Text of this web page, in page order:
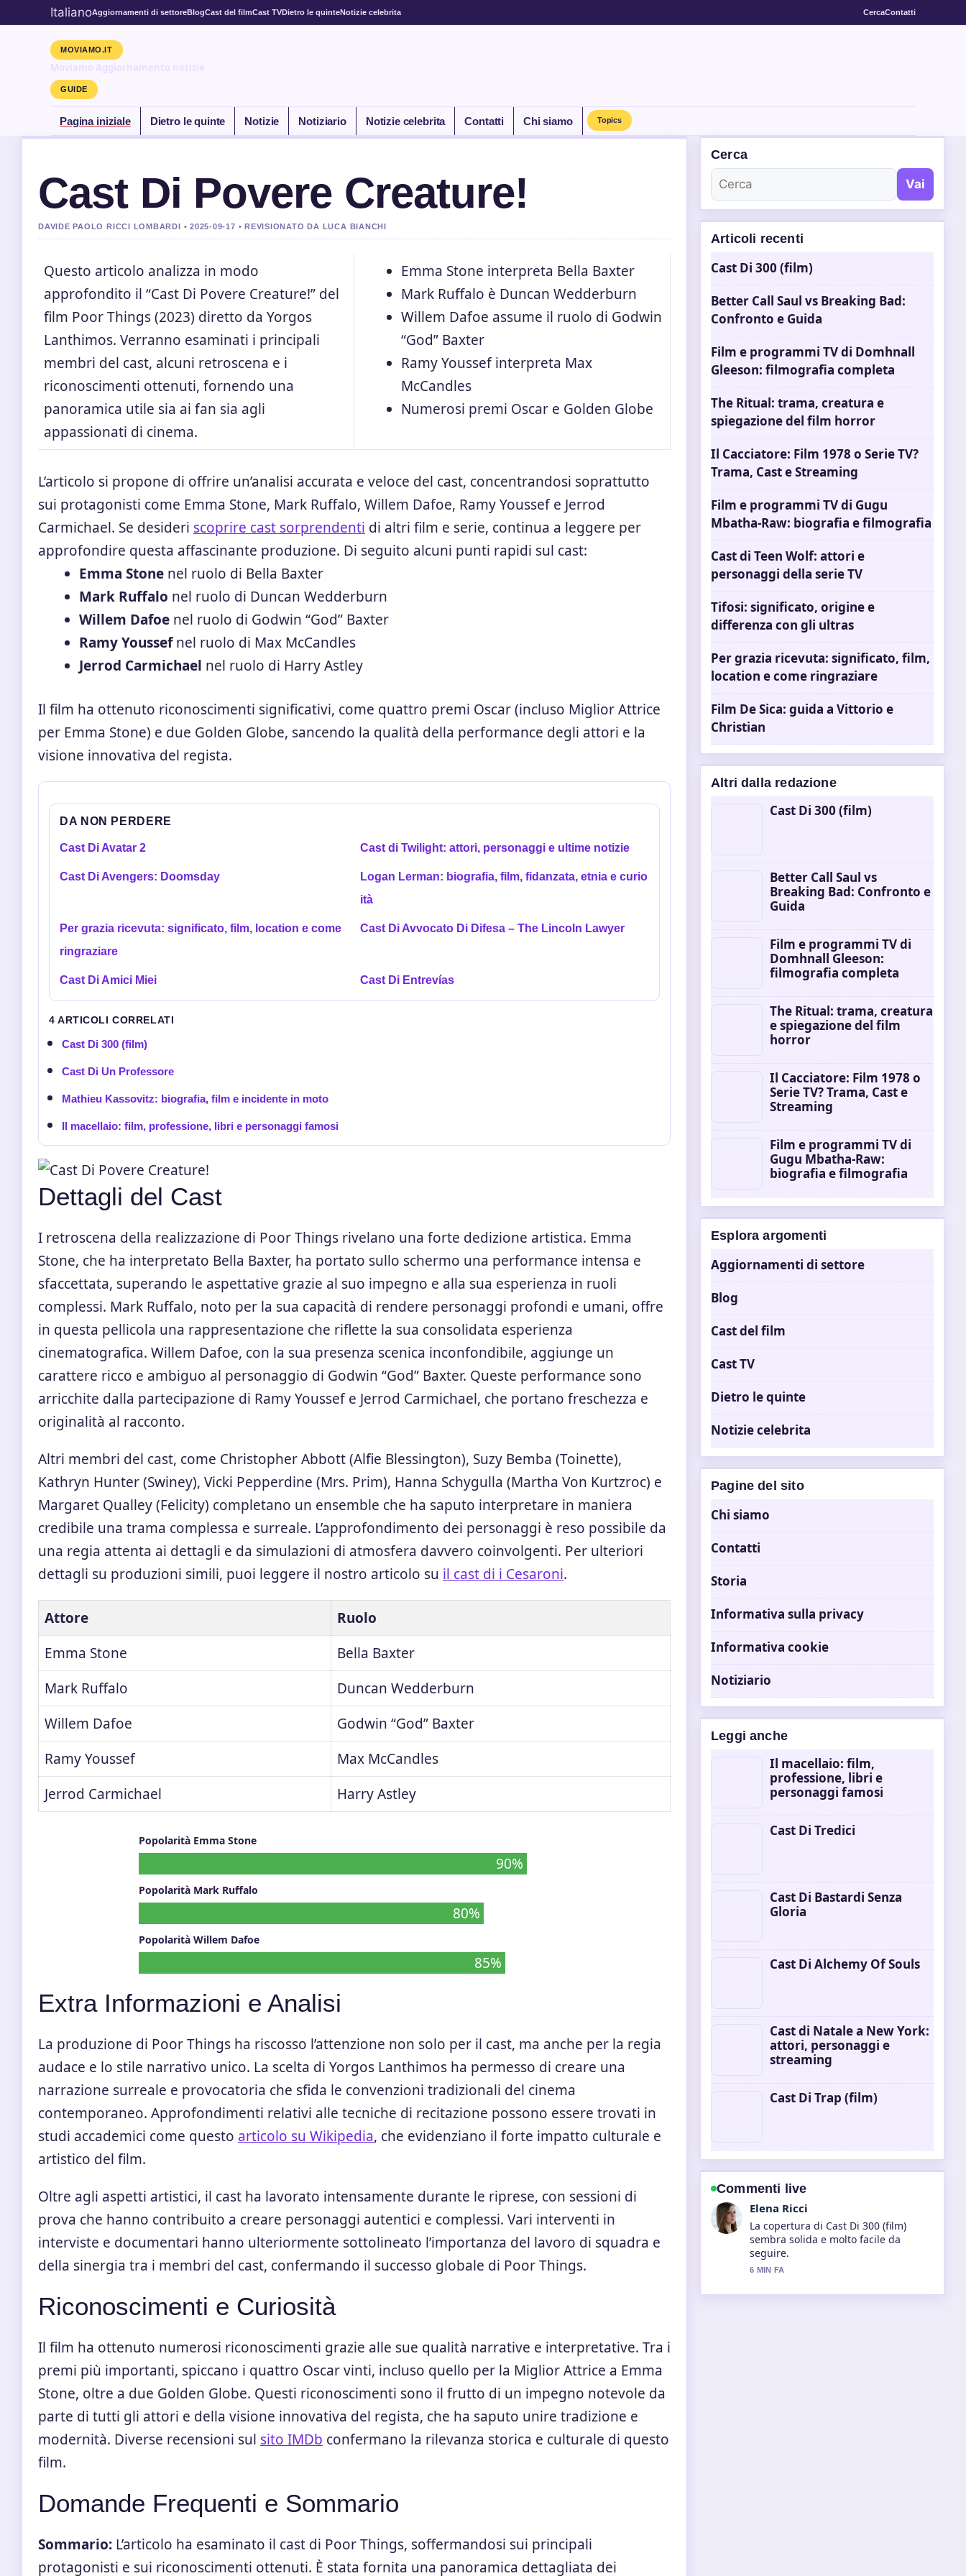
ItalianoAggiornamenti di settoreBlogCast del filmCast TVDietro le quinteNotizie celebrita CercaContatti
MOVIAMO.IT
Moviamo Aggiornamento notizie
GUIDE
Pagina iniziale Dietro le quinte Notizie Notiziario Notizie celebrita Contatti Chi siamo Topics
Cast Di Povere Creature!
DAVIDE PAOLO RICCI LOMBARDI • 2025-09-17 • REVISIONATO DA LUCA BIANCHI
Questo articolo analizza in modo
approfondito il “Cast Di Povere Creature!” del
film Poor Things (2023) diretto da Yorgos
Lanthimos. Verranno esaminati i principali
membri del cast, alcuni retroscena e i
riconoscimenti ottenuti, fornendo una
panoramica utile sia ai fan sia agli
appassionati di cinema.
Emma Stone interpreta Bella Baxter
Mark Ruffalo è Duncan Wedderburn
Willem Dafoe assume il ruolo di Godwin
“God” Baxter
Ramy Youssef interpreta Max
McCandles
Numerosi premi Oscar e Golden Globe
L’articolo si propone di offrire un’analisi accurata e veloce del cast, concentrandosi soprattutto
sui protagonisti come Emma Stone, Mark Ruffalo, Willem Dafoe, Ramy Youssef e Jerrod
Carmichael. Se desideri scoprire cast sorprendenti di altri film e serie, continua a leggere per
approfondire questa affascinante produzione. Di seguito alcuni punti rapidi sul cast:
Emma Stone nel ruolo di Bella Baxter
Mark Ruffalo nel ruolo di Duncan Wedderburn
Willem Dafoe nel ruolo di Godwin “God” Baxter
Ramy Youssefnel ruolo di Max McCandles
Jerrod Carmichael nel ruolo di Harry Astley
Il film ha ottenuto riconoscimenti significativi, come quattro premi Oscar (incluso Miglior Attrice
per Emma Stone) e due Golden Globe, sancendo la qualità della performance degli attori e la
visione innovativa del regista.
DA NON PERDERE
Cast Di Avatar 2 Cast di Twilight: attori, personaggi e ultime notizie
Cast Di Avengers: Doomsday
Logan Lerman: biografia, film, fidanzata, etnia e curio
ità
Per grazia ricevuta: significato, film, location e come
ringraziare
Cast Di Avvocato Di Difesa – The Lincoln Lawyer
Cast Di Amici Miei Cast Di Entrevías
4 ARTICOLI CORRELATI
Cast Di 300 (film)
Cast Di Un Professore
Mathieu Kassovitz: biografia, film e incidente in moto
Il macellaio: film, professione, libri e personaggi famosi
Dettagli del Cast
I retroscena della realizzazione di Poor Things rivelano una forte dedizione artistica. Emma
Stone, che ha interpretato Bella Baxter, ha portato sullo schermo una performance intensa e
sfaccettata, superando le aspettative grazie al suo impegno e alla sua esperienza in ruoli
complessi. Mark Ruffalo, noto per la sua capacità di rendere personaggi profondi e umani, offre
in questa pellicola una rappresentazione che riflette la sua consolidata esperienza
cinematografica. Willem Dafoe, con la sua presenza scenica inconfondibile, aggiunge un
carattere ricco e ambiguo al personaggio di Godwin “God” Baxter. Queste performance sono
arricchite dalla partecipazione di Ramy Youssef e Jerrod Carmichael, che portano freschezza e
originalità al racconto.
Altri membri del cast, come Christopher Abbott (Alfie Blessington), Suzy Bemba (Toinette),
Kathryn Hunter (Swiney), Vicki Pepperdine (Mrs. Prim), Hanna Schygulla (Martha Von Kurtzroc) e
Margaret Qualley (Felicity) completano un ensemble che ha saputo interpretare in maniera
credibile una trama complessa e surreale. L’approfondimento dei personaggi è reso possibile da
una regia attenta ai dettagli e da simulazioni di atmosfera davvero coinvolgenti. Per ulteriori
dettagli su produzioni simili, puoi leggere il nostro articolo su il cast di i Cesaroni.
Attore
Ruolo
Emma Stone
Bella Baxter
Mark Ruffalo
Duncan Wedderburn
Willem Dafoe
Godwin “God” Baxter
Ramy Youssef
Max McCandles
Jerrod Carmichael
Harry Astley
Popolarità Emma Stone
90%
Popolarità Mark Ruffalo
80%
Popolarità Willem Dafoe
85%
Extra Informazioni e Analisi
La produzione di Poor Things ha riscosso l’attenzione non solo per il cast, ma anche per la regia
audace e lo stile narrativo unico. La scelta di Yorgos Lanthimos ha permesso di creare una
narrazione surreale e provocatoria che sfida le convenzioni tradizionali del cinema
contemporaneo. Approfondimenti relativi alle tecniche di recitazione possono essere trovati in
studi accademici come questo articolo su Wikipedia, che evidenziano il forte impatto culturale e
artistico del film.
Oltre agli aspetti artistici, il cast ha lavorato intensamente durante le riprese, con sessioni di
prova che hanno contribuito a creare personaggi autentici e complessi. Vari interventi in
interviste e documentari hanno ulteriormente sottolineato l’importanza del lavoro di squadra e
della sinergia tra i membri del cast, confermando il successo globale di Poor Things.
Riconoscimenti e Curiosità
Il film ha ottenuto numerosi riconoscimenti grazie alle sue qualità narrative e interpretative. Tra i
premi più importanti, spiccano i quattro Oscar vinti, incluso quello per la Miglior Attrice a Emma
Stone, oltre a due Golden Globe. Questi riconoscimenti sono il frutto di un impegno notevole da
parte di tutti gli attori e della visione innovativa del regista, che ha saputo unire tradizione e
modernità. Diverse recensioni sul sito IMDb confermano la rilevanza storica e culturale di questo
film.
Domande Frequenti e Sommario
Sommario: L’articolo ha esaminato il cast di Poor Things, soffermandosi sui principali
protagonisti e sui riconoscimenti ottenuti. È stata fornita una panoramica dettagliata dei
Cerca
Vai
Articoli recenti
Cast Di 300 (film)
Better Call Saul vs Breaking Bad:
Confronto e Guida
Film e programmi TV di Domhnall
Gleeson: filmografia completa
The Ritual: trama, creatura e
spiegazione del film horror
Il Cacciatore: Film 1978 o Serie TV?
Trama, Cast e Streaming
Film e programmi TV di Gugu
Mbatha-Raw: biografia e filmografia
Cast di Teen Wolf: attori e
personaggi della serie TV
Tifosi: significato, origine e
differenza con gli ultras
Per grazia ricevuta: significato, film,
location e come ringraziare
Film De Sica: guida a Vittorio e
Christian
Altri dalla redazione
Cast Di 300 (film)
Better Call Saul vs
Breaking Bad: Confronto e
Guida
Film e programmi TV di
Domhnall Gleeson:
filmografia completa
The Ritual: trama, creatura
e spiegazione del film
horror
Il Cacciatore: Film 1978 o
Serie TV? Trama, Cast e
Streaming
Film e programmi TV di
Gugu Mbatha-Raw:
biografia e filmografia
Esplora argomenti
Aggiornamenti di settore
Blog
Cast del film
Cast TV
Dietro le quinte
Notizie celebrita
Pagine del sito
Chi siamo
Contatti
Storia
Informativa sulla privacy
Informativa cookie
Notiziario
Leggi anche
Il macellaio: film,
professione, libri e
personaggi famosi
Cast Di Tredici
Cast Di Bastardi Senza
Gloria
Cast Di Alchemy Of Souls
Cast di Natale a New York:
attori, personaggi e
streaming
Cast Di Trap (film)
Commenti live
Matteo Galli
Ottimo lavoro di verifica intorno a
Better Call Saul vs Breaking Bad:
Confronto.... Piu testate dovrebbero
scrivere cosi.